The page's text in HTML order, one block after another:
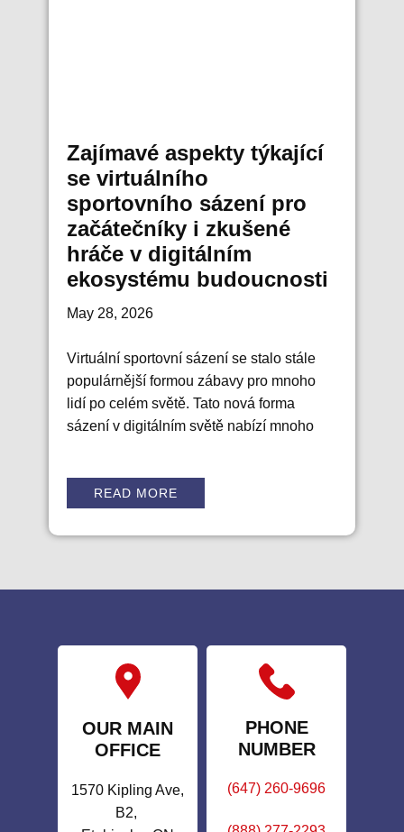
Zajímavé aspekty týkající
se virtuálního
sportovního sázení pro
začátečníky i zkušené
hráče v digitálním
ekosystému budoucnosti
May 28, 2026
Virtuální sportovní sázení se stalo stále
populárnější formou zábavy pro mnoho
lidí po celém světě. Tato nová forma
sázení v digitálním světě nabízí mnoho
READ MORE
OUR MAIN
OFFICE
1570 Kipling Ave,
B2,
PHONE
NUMBER
(647) 260-9696